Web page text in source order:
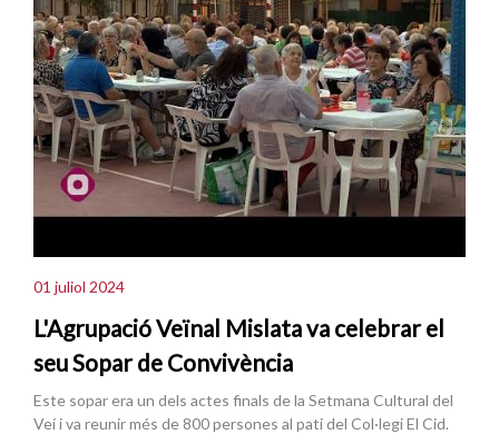
01 juliol 2024
L'Agrupació Veïnal Mislata va celebrar el
seu Sopar de Convivència
Este sopar era un dels actes finals de la Setmana Cultural del
Veí i va reunir més de 800 persones al pati del Col·legi El Cid.